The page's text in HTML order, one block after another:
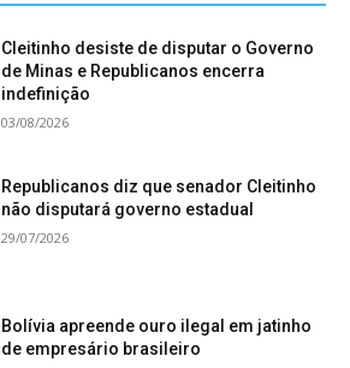
Cleitinho desiste de disputar o Governo
de Minas e Republicanos encerra
indefinição
03/08/2026
Republicanos diz que senador Cleitinho
não disputará governo estadual
29/07/2026
Bolívia apreende ouro ilegal em jatinho
de empresário brasileiro